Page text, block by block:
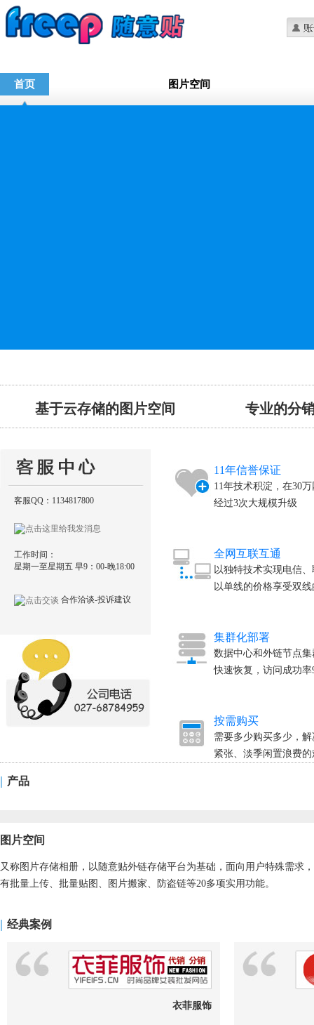
首页 图片空间
基于云存储的图片空间 专业的分
客服QQ：1134817800
工作时间：
星期一至星期五 早9：00-晚18:00
合作洽谈-投诉建议
11年信誉保证
11年技术积淀，在30
经过3次大规模升级
全网互联互通
以独特技术实现电信
以单线的价格享受双
集群化部署
数据中心和外链节点
快速恢复，访问成功率
按需购买
需要多少购买多少，
紧张、淡季闲置浪费的
| 产品
图片空间
又称图片存储相册，以随意贴外链存储平台为基础，面向用户特殊需求
有批量上传、批量贴图、图片搬家、防盗链等20多项实用功能。
| 经典案例
衣菲服饰